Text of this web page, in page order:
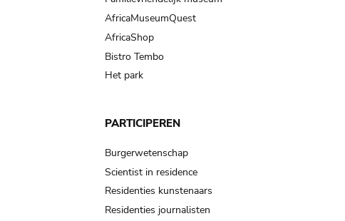
AfricaMuseumQuest
AfricaShop
Bistro Tembo
Het park
PARTICIPEREN
Burgerwetenschap
Scientist in residence
Residenties kunstenaars
Residenties journalisten